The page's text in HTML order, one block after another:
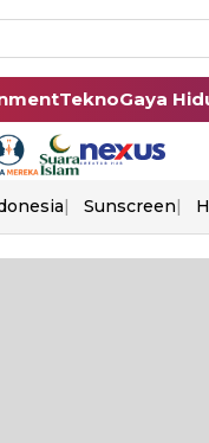
TeknoGaya
Sunscreen